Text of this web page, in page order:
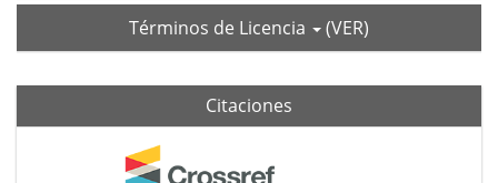
Términos de Licencia
(VER)
Citaciones